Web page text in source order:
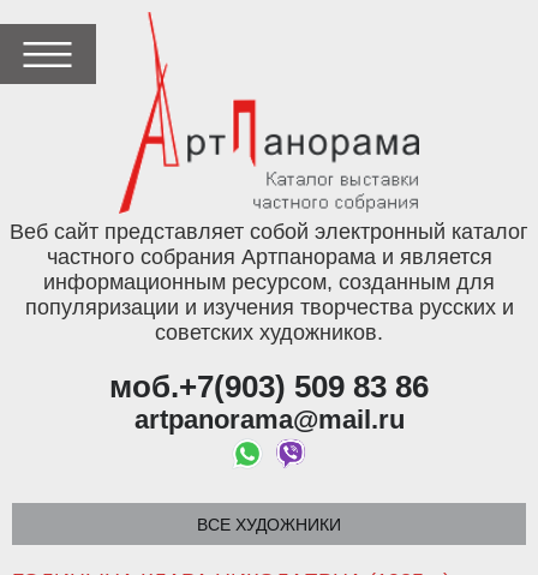
Веб сайт представляет собой электронный каталог
частного собрания Артпанорама и является
информационным ресурсом, созданным для
популяризации и изучения творчества русских и
советских художников.
моб.+7(903) 509 83 86
artpanorama@mail.ru
ВСЕ ХУДОЖНИКИ